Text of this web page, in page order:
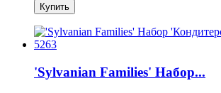
'Sylvanian Families' Набор...